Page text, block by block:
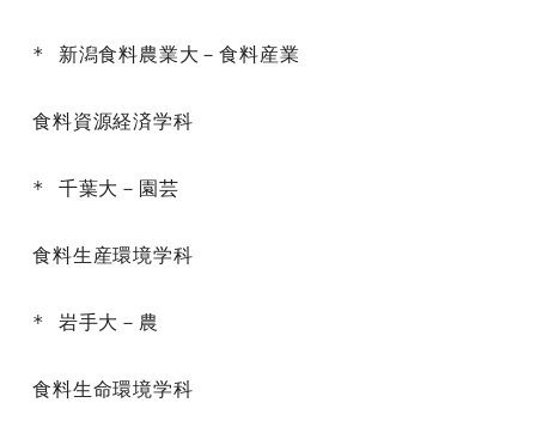
* 新潟食料農業大－食料産業
食料資源経済学科
* 千葉大－園芸
食料生産環境学科
* 岩手大－農
食料生命環境学科